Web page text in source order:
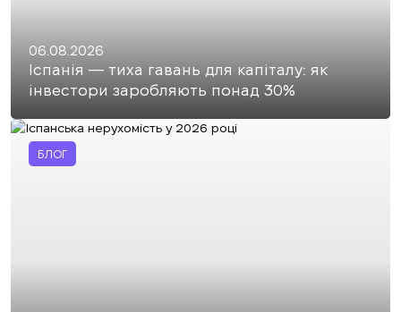
06.08.2026
Іспанія — тиха гавань для капіталу: як
інвестори заробляють понад 30%
БЛОГ